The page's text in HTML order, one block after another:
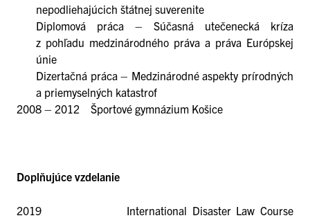
nepodliehajúcich štátnej suverenite
Diplomová práca – Súčasná utečenecká kríza
z pohľadu medzinárodného práva a práva Európskej
únie
Dizertačná práca – Medzinárodné aspekty prírodných
a priemyselných katastrof
2008 – 2012 Športové gymnázium Košice
Doplňujúce vzdelanie
2019 International Disaster Law Course